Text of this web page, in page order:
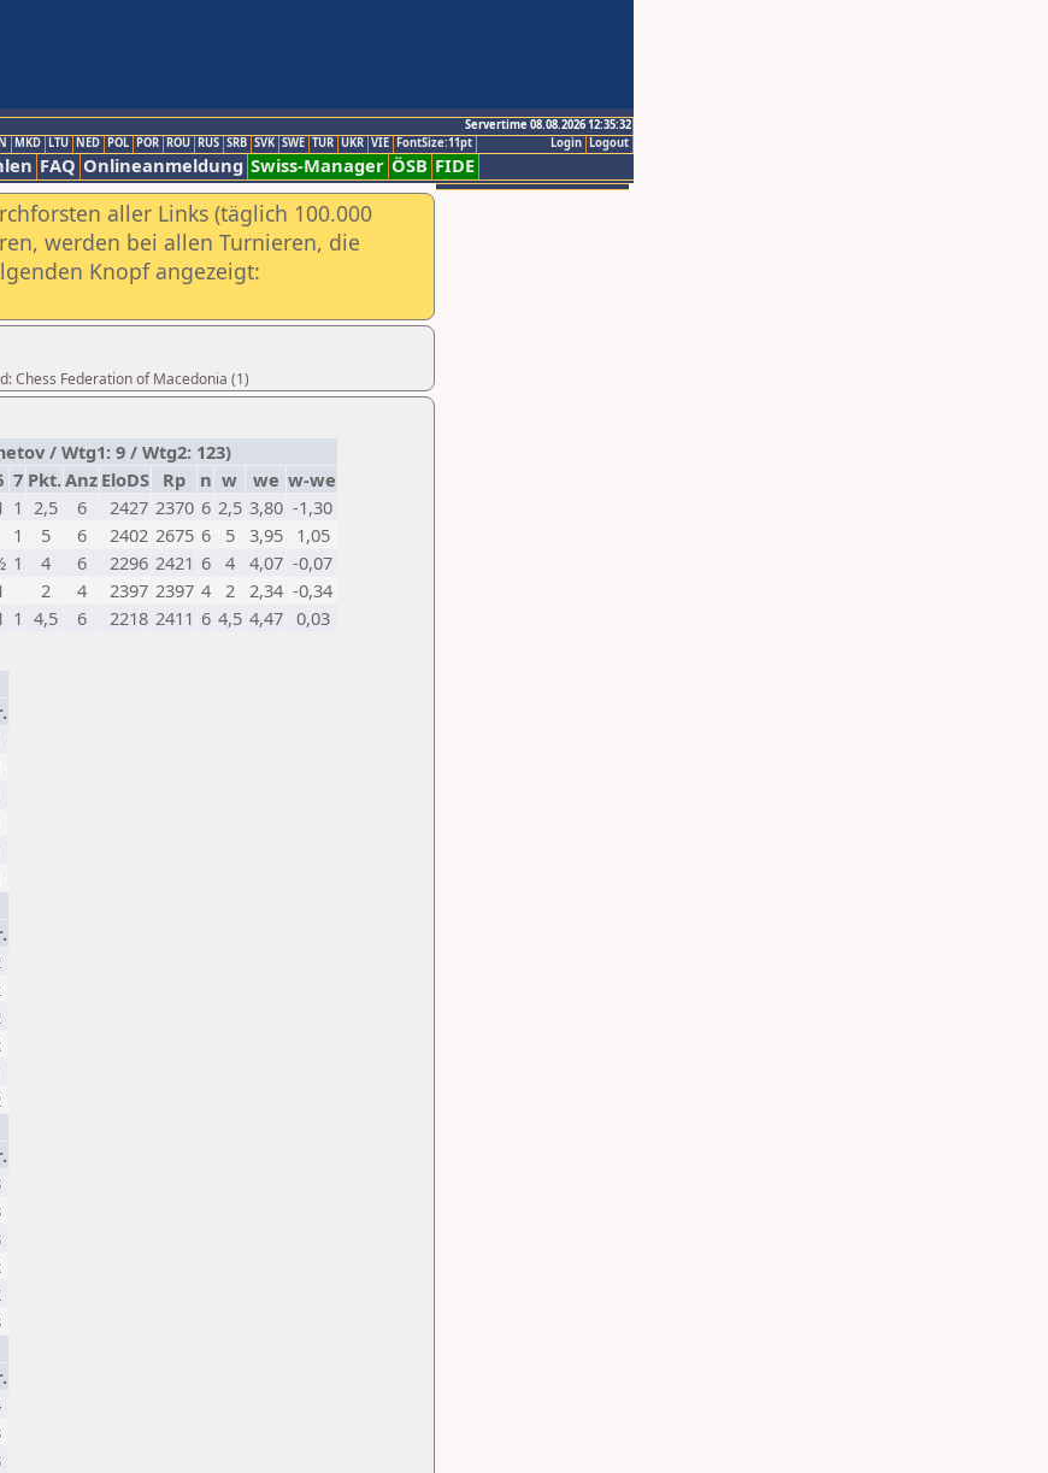
Servertime 08.08.2026 12:35:32
Logout
Login
MKD LTU NED POL POR ROU RUS SRB SVK SWE TUR UKR VIE FontSize:11pt
FAQ Onlineanmeldung Swiss-Manager ÖSB FIDE
aller Links (täglich 100.000
werden bei allen Turnieren, die
Knopf angezeigt:
Chess Federation of Macedonia (1)
/ Wtg1: 9 / Wtg2: 123)
7 Pkt.Anz EloDS Rp n w we w-we
1 2,5 6 2427 2370 6 2,5 3,80 -1,30
1 5 6 2402 2675 6 5 3,95 1,05
1 4 6 2296 2421 6 4 4,07 -0,07
2 4 2397 2397 4 2 2,34 -0,34
1 4,5 6 2218 2411 6 4,5 4,47 0,03